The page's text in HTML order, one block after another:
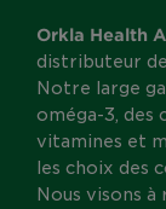
Orkla Health
distributeur
Notre large
oméga-3, des
vitamines et
les choix des
Nous visons